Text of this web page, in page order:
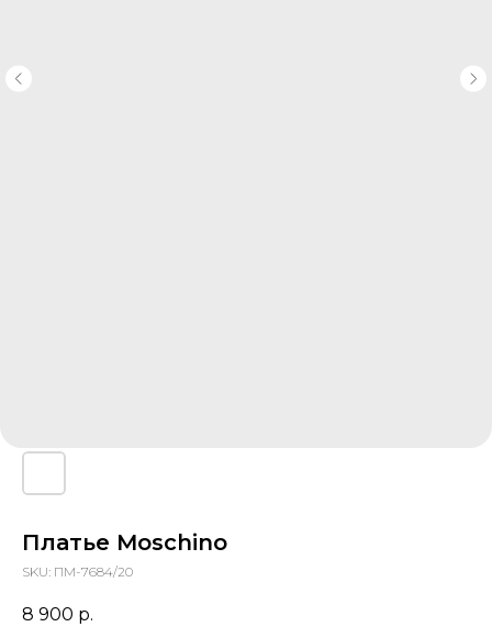
Платье Moschino
SKU: ПМ-7684/20
8 900 р.